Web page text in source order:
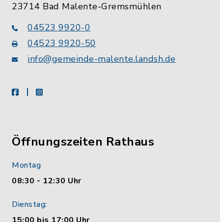
23714 Bad Malente-Gremsmühlen
04523 9920-0
04523 9920-50
info@gemeinde-malente.landsh.de
facebookinstagram
Öffnungszeiten Rathaus
Montag
08:30 - 12:30 Uhr
Dienstag: